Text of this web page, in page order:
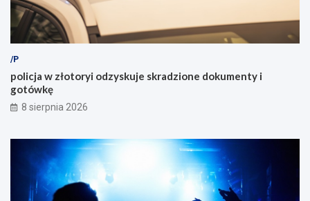
/P
policja w złotoryi odzyskuje skradzione dokumenty i
gotówkę
8 sierpnia 2026